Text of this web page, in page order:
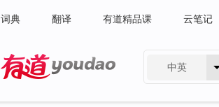
词典 翻译 有道精品课 云笔记
中英